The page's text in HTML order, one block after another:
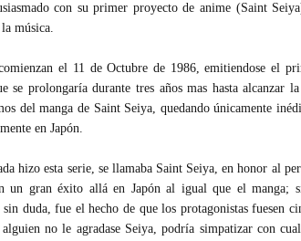
con su primer proyecto de anime (Saint
música.
el 11 de Octubre de 1986, emitiendose el
se prolongaría durante tres años mas hasta alcanzar
del manga de Saint Seiya, quedando únicamente
en Japón.
hizo esta serie, se llamaba Saint Seiya, en honor al
un gran éxito allá en Japón al igual que el manga;
duda, fue el hecho de que los protagonistas fuesen
no le agradase Seiya, podría simpatizar con